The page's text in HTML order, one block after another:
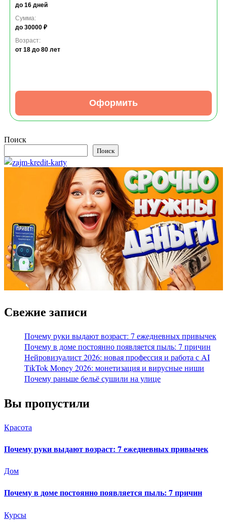
до 16 дней
Сумма:
до 30000 ₽
Возраст:
от 18 до 80 лет
Оформить
Поиск
Поиск
Свежие записи
Почему руки выдают возраст: 7 ежедневных привычек
Почему в доме постоянно появляется пыль: 7 причин
Нейровизуалист 2026: новая профессия и работа с AI
TikTok Money 2026: монетизация и вирусные ниши
Почему раньше бельё сушили на улице
Вы пропустили
Красота
Почему руки выдают возраст: 7 ежедневных привычек
Дом
Почему в доме постоянно появляется пыль: 7 причин
Курсы